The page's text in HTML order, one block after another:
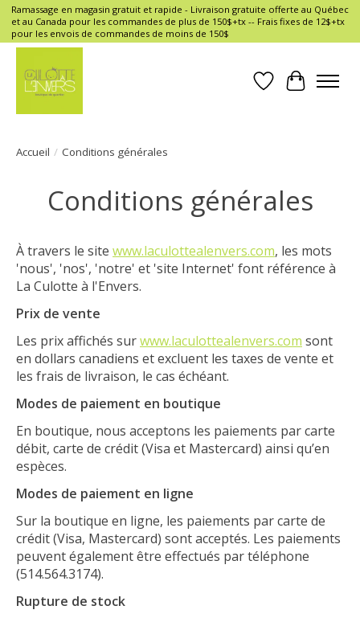
Ramassage en magasin gratuit et rapide - Livraison gratuite offerte au Québec
et au Canada pour les commandes de plus de 150$+tx -- Frais fixes de 12$+tx
pour les envois de commandes de moins de 150$
Liste dePanier
Accueil / Conditions générales
Conditions générales
À travers le site www.laculottealenvers.com, les mots
'nous', 'nos', 'notre' et 'site Internet' font référence à
La Culotte à l'Envers.
Prix de vente
Les prix affichés surwww.laculottealenvers.com sont
en dollars canadiens et excluent les taxes de vente et
les frais de livraison, le cas échéant.
Modes de paiement en boutique
En boutique, nous acceptons les paiements par carte
débit, carte de crédit (Visa et Mastercard) ainsi qu’en
espèces.
Modes de paiement en ligne
Sur la boutique en ligne, les paiements par carte de
crédit (Visa, Mastercard) sont acceptés. Les paiements
peuvent également être effectués par téléphone
(514.564.3174).
Rupture de stock